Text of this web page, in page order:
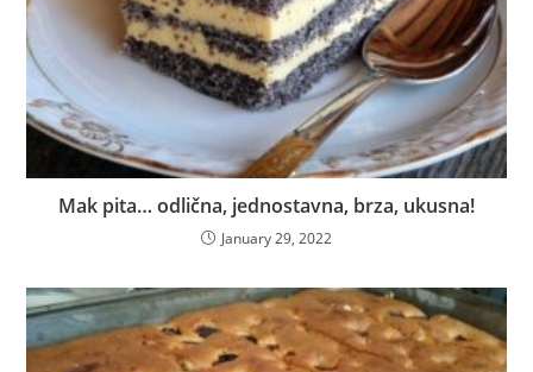
Mak pita… odlična, jednostavna, brza, ukusna!
January 29, 2022